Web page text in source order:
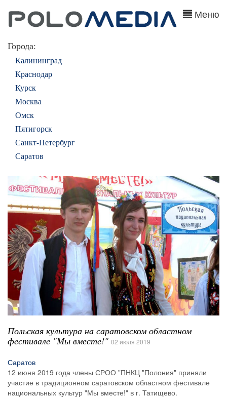
Меню
Города:
Калининград
Краснодар
Курск
Москва
Омск
Пятигорск
Санкт-Петербург
Саратов
Польская культура на саратовском областном
фестивале "Мы вместе!" 02 июля 2019
Саратов
12 июня 2019 года члены СРОО "ПНКЦ "Полония" приняли
участие в традиционном саратовском областном фестивале
национальных культур "Мы вместе!" в г. Татищево.